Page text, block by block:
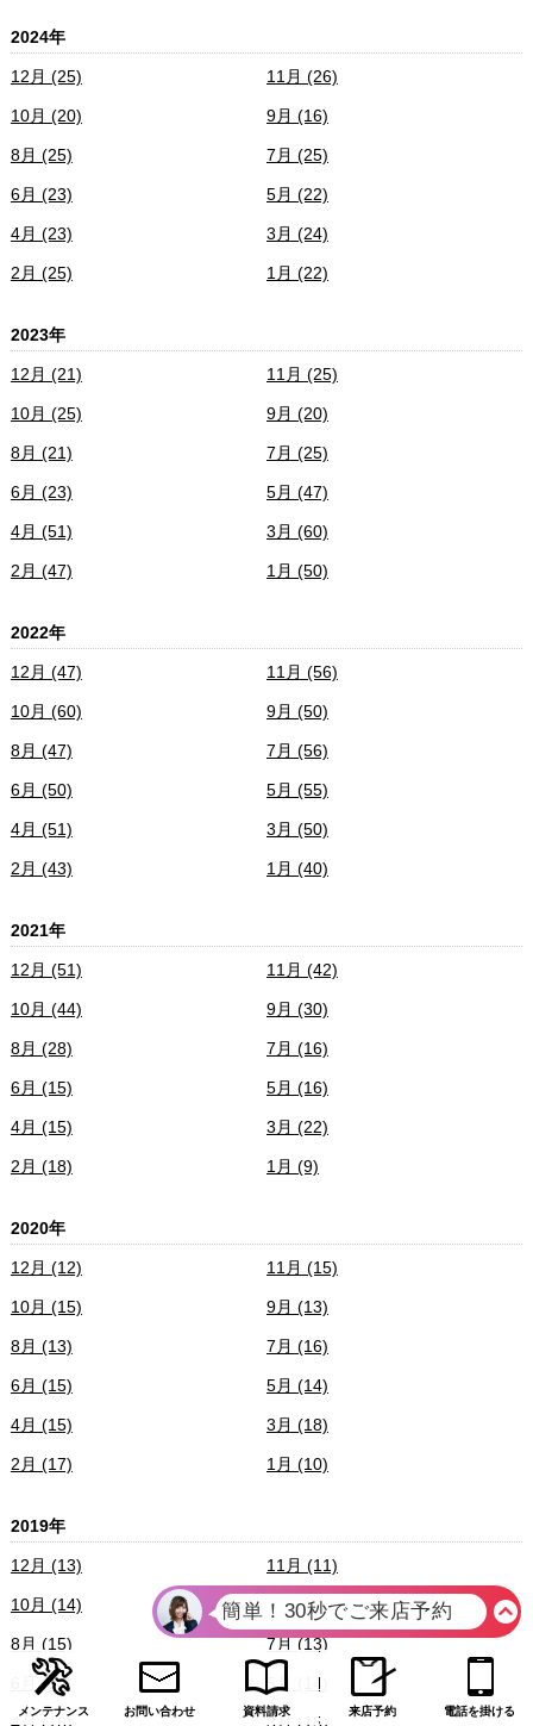
2024年
12月 (25) 11月 (26)
10月 (20) 9月 (16)
8月 (25) 7月 (25)
6月 (23) 5月 (22)
4月 (23) 3月 (24)
2月 (25) 1月 (22)
2023年
12月 (21) 11月 (25)
10月 (25) 9月 (20)
8月 (21) 7月 (25)
6月 (23) 5月 (47)
4月 (51) 3月 (60)
2月 (47) 1月 (50)
2022年
12月 (47) 11月 (56)
10月 (60) 9月 (50)
8月 (47) 7月 (56)
6月 (50) 5月 (55)
4月 (51) 3月 (50)
2月 (43) 1月 (40)
2021年
12月 (51) 11月 (42)
10月 (44) 9月 (30)
8月 (28) 7月 (16)
6月 (15) 5月 (16)
4月 (15) 3月 (22)
2月 (18) 1月 (9)
2020年
12月 (12) 11月 (15)
10月 (15) 9月 (13)
8月 (13) 7月 (16)
6月 (15) 5月 (14)
4月 (15) 3月 (18)
2月 (17) 1月 (10)
2019年
12月 (13) 11月 (11)
10月 (14) 9月 (14)
8月 (15) 7月 (13)
6月 (14) 5月 (14)
メンテナンス お問い合わせ 資料請求 来店予約 電話を掛ける